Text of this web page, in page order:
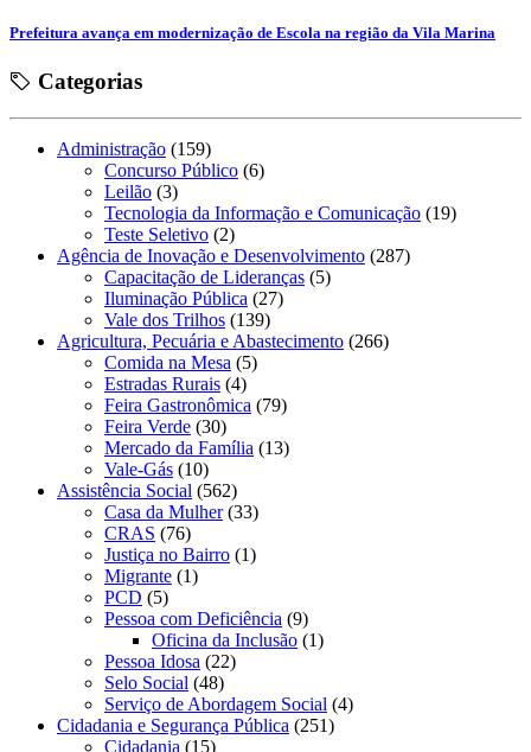
Prefeitura avança em modernização de Escola na região da Vila Marina
Categorias
Administração (159)
Concurso Público (6)
Leilão (3)
Tecnologia da Informação e Comunicação (19)
Teste Seletivo (2)
Agência de Inovação e Desenvolvimento (287)
Capacitação de Lideranças (5)
Iluminação Pública (27)
Vale dos Trilhos (139)
Agricultura, Pecuária e Abastecimento (266)
Comida na Mesa (5)
Estradas Rurais (4)
Feira Gastronômica (79)
Feira Verde (30)
Mercado da Família (13)
Vale-Gás (10)
Assistência Social (562)
Casa da Mulher(33)
CRAS (76)
Justiça no Bairro (1)
Migrante (1)
PCD (5)
Pessoa com Deficiência (9)
Oficina da Inclusão (1)
Pessoa Idosa (22)
Selo Social (48)
Serviço de Abordagem Social (4)
Cidadania e Segurança Pública (251)
Cidadania (15)